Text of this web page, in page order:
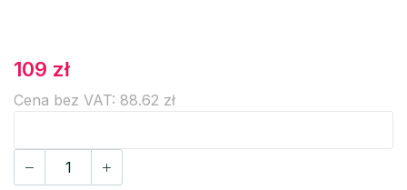
109 zł
Cena bez VAT: 88.62 zł